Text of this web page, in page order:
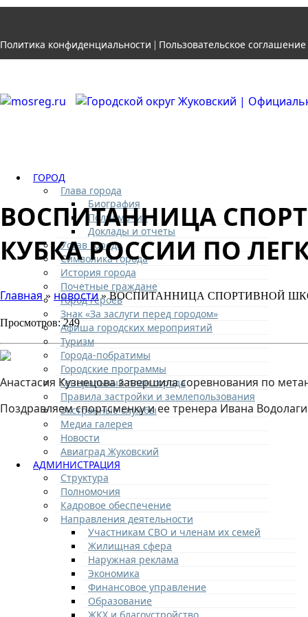
Политика конфиденциальности | Пользовательское соглашение
ГОРОД
Глава города
Биография
Полномочия
Доклады и отчеты
Устав города
Символика города
История города
Почетные граждане
Город героев
Знак «За заслуги перед городом»
Афиша городских мероприятий
Туризм
Города-побратимы
Городские программы
Генеральный план города
Правила застройки и землепользования
Экстренные службы
Медиа галерея
Новости
Авиаград Жуковский
АДМИНИСТРАЦИЯ
Структура
Полномочия
Кадровое обеспечение
Направления деятельности
Участникам СВО и членам их семей
Жилищная сфера
Наружная реклама
Экономика
Финансовое управление
Образование
ЖКХ и благоустройство
ВОСПИТАННИЦА
КУБКА РОССИИ ПО
Главная » новости» ВОСПИТАННИЦА СПОРТИВНОЙ
Просмотров: 249
Анастасия Кузнецова завершила соревнования по
Поздравляем спортсменку и ее тренера Ивана